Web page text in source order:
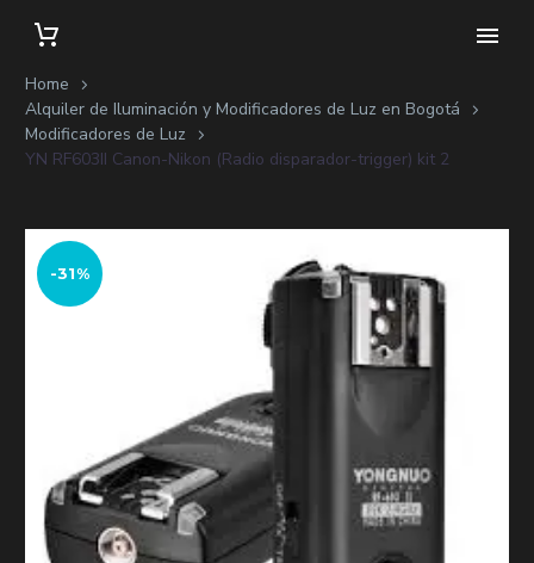
Home
Alquiler de Iluminación y Modificadores de Luz en Bogotá
Modificadores de Luz
YN RF603II Canon-Nikon (Radio disparador-trigger) kit 2
-31%